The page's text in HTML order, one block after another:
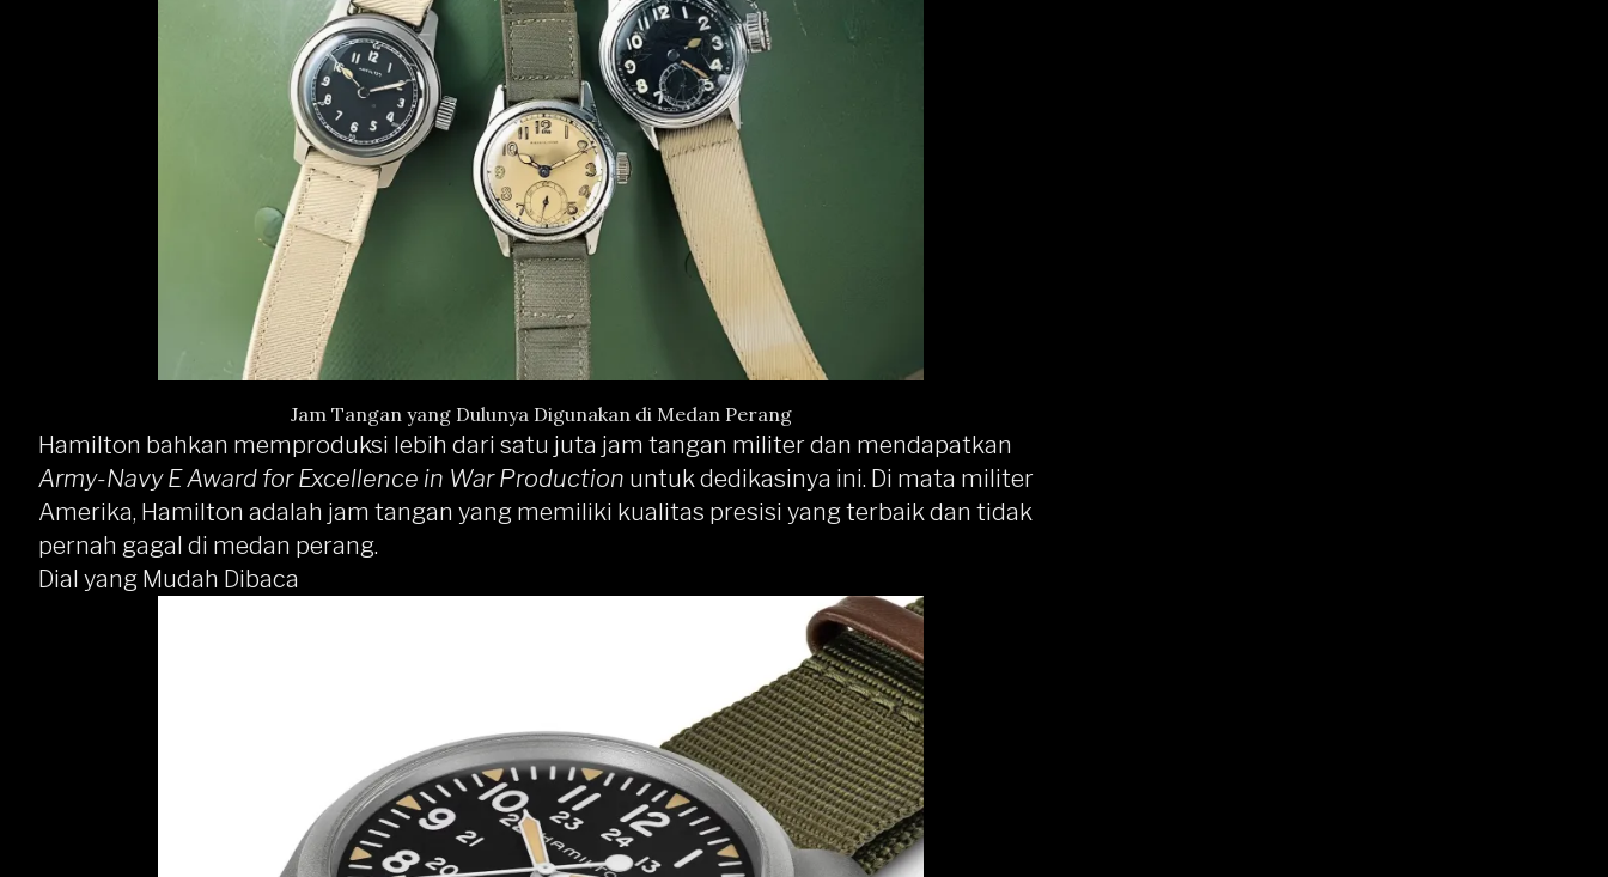
Jam Tangan yang Dulunya Digunakan di Medan Perang
Hamilton bahkan memproduksi lebih dari satu juta jam tangan militer dan mendapatkan
Army-Navy E Award for Excellence in War Production untuk dedikasinya ini. Di mata militer
Amerika, Hamilton adalah jam tangan yang memiliki kualitas presisi yang terbaik dan tidak
pernah gagal di medan perang.
Dial yang Mudah Dibaca